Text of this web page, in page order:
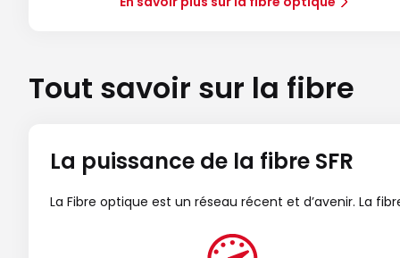
Tout savoir sur la fibre
La puissance de la fibre SFR
La Fibre optique est un réseau récent et d’avenir. La